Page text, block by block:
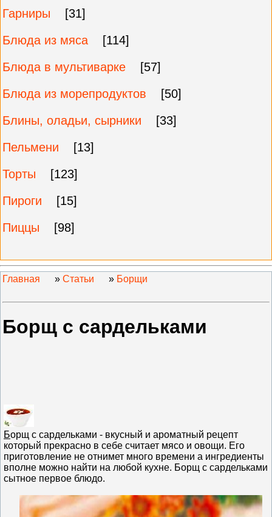
Гарниры
[31]
Блюда из мяса
[114]
Блюда в мультиварке
[57]
Блюда из морепродуктов
[50]
Блины, оладьи, сырники
[33]
Пельмени
[13]
Торты
[123]
Пироги
[15]
Пиццы
[98]
Главная » Статьи » Борщи
Борщ с сардельками
Борщ с сардельками - вкусный и ароматный рецепт
который прекрасно в себе считает мясо и овощи. Его
приготовление не отнимет много времени а ингредиенты
вполне можно найти на любой кухне. Борщ с сардельками
сытное первое блюдо.